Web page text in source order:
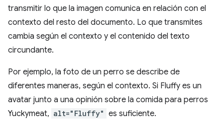
transmitir lo que la imagen comunica en relación con el
contexto del resto del documento. Lo que transmites
cambia según el contexto y el contenido del texto
circundante.
Por ejemplo, la foto de un perro se describe de
diferentes maneras, según el contexto. Si Fluffy es un
avatar junto a una opinión sobre la comida para perros
Yuckymeat, alt="Fluffy" es suficiente.